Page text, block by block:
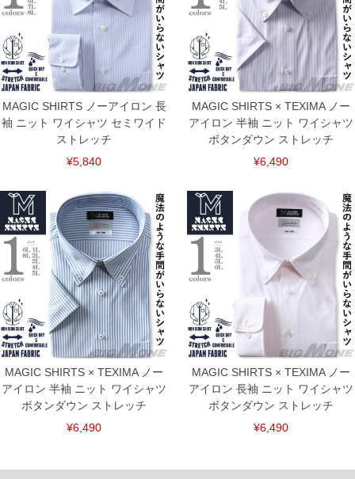
MAGIC SHIRTS ノーアイロン 長
袖 ニット ワイシャツ セミワイド
ストレッチ
¥5,840
MAGIC SHIRTS × TEXIMA ノー
アイロン 半袖 ニット ワイシャツ
ボタンダウン ストレッチ
¥6,490
MAGIC SHIRTS × TEXIMA ノー
アイロン 半袖 ニット ワイシャツ
ボタンダウン ストレッチ
¥6,490
MAGIC SHIRTS × TEXIMA ノー
アイロン 長袖 ニット ワイシャツ
ボタンダウン ストレッチ
¥6,490